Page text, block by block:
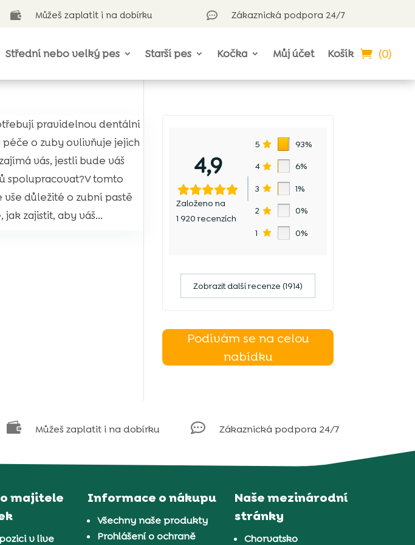
 Můžeš zaplatit i na dobírku  Zákaznická podpora 24/7
Střední nebo velký pes Starší pes Kočka Můj účet Košík (0)
pravidelnou dentální
péče o zuby ovlivňuje jejich
vás, jestli bude váš
spolupracovat?V tomto
vše důležité o zubní pastě
jak zajistit, aby váš...
4,9
Založeno na
1 920 recenzích
5 93%
4 6%
3 1%
2 0%
1 0%
Zobrazit další recenze (1914)
Podívám se na celou
nabídku
 Můžeš zaplatit i na dobírku  Zákaznická podpora 24/7
majitele
v live
Informace o nákupu
Všechny naše produkty
Prohlášení o ochraně
Naše mezinárodní
stránky
Chorvatsko